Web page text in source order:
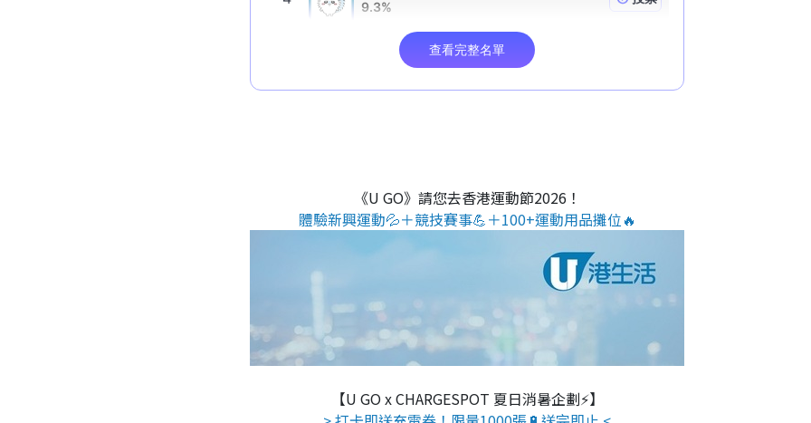
《U GO》請您去香港運動節2026！
體驗新興運動💦＋競技賽事💪＋100+運動用品攤位🔥
【U GO x CHARGESPOT 夏日消暑企劃⚡】